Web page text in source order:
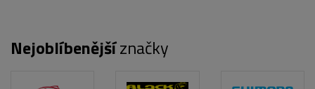
Nejoblíbenějšíznačky